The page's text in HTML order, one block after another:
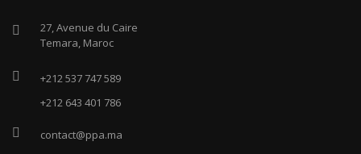
27, Avenue du Caire
Temara, Maroc
+212 537 747 589
+212 643 401 786
contact@ppa.ma